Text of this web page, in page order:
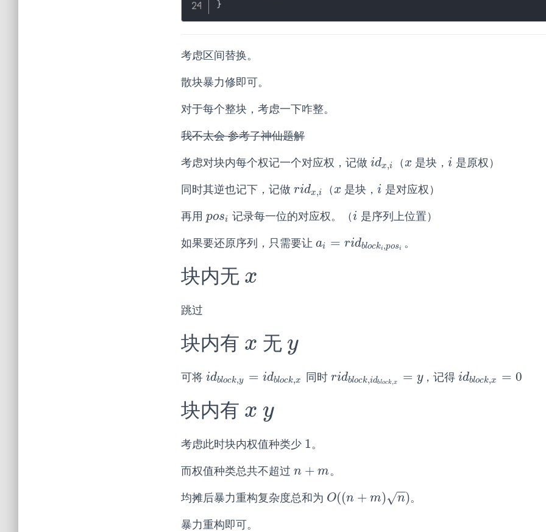
}
考虑区间替换。
散块暴力修即可。
对于每个整块，考虑一下咋整。
我不太会 参考了神仙题解
考虑对块内每个权记一个对应权，记做 idx,i
idx, i （x
x 是块，i
i 是原权）
同时其逆也记下，记做 ridx,i
ridx,i （x
x 是块，i
i 是对应权）
再用 posi
posi 记录每一位的对应权。（i
i 是序列上位置）
如果要还原序列，只需要让 ai = ridblocki ,posi
ai=ridblocki,p osi 。
块内无 x
x
跳过
块内有 x
x 无y
y
可将 idblock,y = idblock,x
idblock, y= dblock ,x 同时 ridblock,idblock,x = y
ridblock,idblo ck,x= y
，记得idblock,x = 0
idbloc k, x= 0
块内有 x
x y
y
考虑此时块内权值种类少 1
1。
而权值种类总共不超过 n + m
n+m
。
均摊后暴力重构复杂度总和为 O((n + m) n
−
−
√ )
O( (n+ m) n)
。
暴力重构即可。